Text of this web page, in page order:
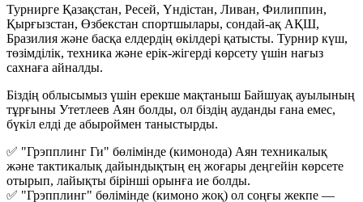
Турнирге Қазақстан, Ресей, Үндістан, Ливан, Филиппин,
Қырғызстан, Өзбекстан спортшылары, сондай-ақ АҚШ,
Бразилия және басқа елдердің өкілдері қатысты. Турнир күш,
төзімділік, техника және ерік-жігерді көрсету үшін нағыз
сахнаға айналды.
Біздің облысымыз үшін ерекше мақтаныш Байшуақ ауылының
тұрғыны Утетлеев Аян болды, ол біздің ауданды ғана емес,
бүкіл елді де абыроймен таныстырды.
✅ "Грэпплинг Ги" бөлімінде (кимонода) Аян техникалық
және тактикалық дайындықтың ең жоғары деңгейін көрсете
отырып, лайықты бірінші орынға ие болды.
✅ "Грэпплинг" бөлімінде (кимоно жоқ) ол соңғы жекпе —